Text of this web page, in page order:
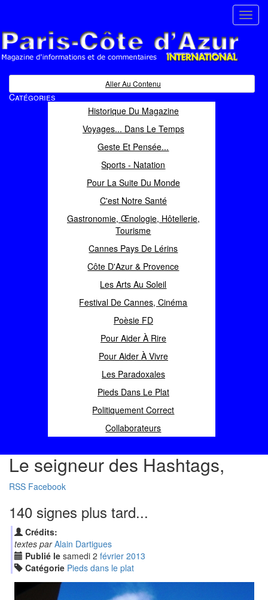
Magazine d'informations et de commentaires
Aller Au Contenu
Catégories
Historique Du Magazine
Voyages... Dans Le Temps
Geste Et Pensée...
Sports - Natation
Pour La Suite Du Monde
C'est Notre Santé
Gastronomie, Œnologie, Hôtellerie,
Tourisme
Cannes Pays De Lérins
Côte D'Azur & Provence
Les Arts Au Soleil
Festival De Cannes, Cinéma
Poèsie FD
Pour Aider À Rire
Pour Aider À Vivre
Les Paradoxales
Pieds Dans Le Plat
Politiquement Correct
Collaborateurs
Le seigneur des Hashtags,
RSS Facebook
140 signes plus tard...
Crédits:
textes par Alain Dartigues
Publié le samedi 2 février 2013
Catégorie Pieds dans le plat